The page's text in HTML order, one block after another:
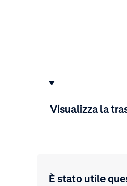
Visualizza la
È stato utile